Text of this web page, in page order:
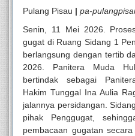
Pulang Pisau | pa-
Senin, 11 Mei 2026.
gugat di Ruang Sidang 1
berlangsung dengan tertib
2026. Panitera Muda
bertindak sebagai
Hakim Tunggal Ina Aulia
jalannya persidangan.
pihak Penggugat,
pembacaan gugatan